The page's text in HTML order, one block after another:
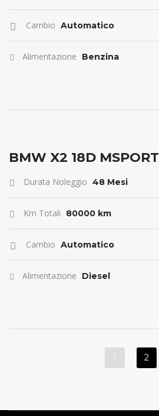
Cambio Automatico
Alimentazione Benzina
ANTICIPO 0
BMW X2 18D MSPORT
Durata Noleggio 48 Mesi
Km Totali 80000 km
Cambio Automatico
Alimentazione Diesel
1 2